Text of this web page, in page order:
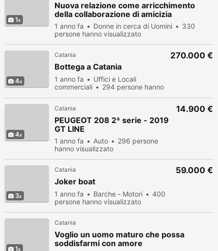
1
Nuova relazione come arricchimento
della collaborazione di amicizia
1 anno fa Donne in cerca di Uomini
330
persone hanno visualizzato
4
Catania
Bottega a Catania
1 anno fa
Uffici e Locali
commerciali
294 persone hanno
270.000 €
4
Catania
PEUGEOT 208 2ª serie - 2019
GT LINE
1 anno fa Auto
296 persone
hanno visualizzato
14.900 €
3
Catania
Joker boat
1 anno fa Barche - Motori
400
persone hanno visualizzato
59.000 €
1
Catania
Voglio un uomo maturo che possa
soddisfarmi con amore